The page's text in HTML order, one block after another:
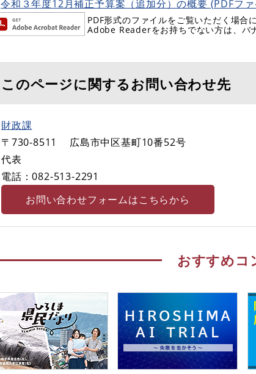
令和３年度12月補正予算案（追加分）の概要 (PDFフ
PDF形式のファイルをご覧いただく場
Adobe Readerをお持ちでない方は、バ
このページに関するお問い合わせ先
財政課
〒730-8511
広島市中区基町10番52号
代表
電話：082-513‐2291
お問い合わせフォームはこちらから
おすすめコ